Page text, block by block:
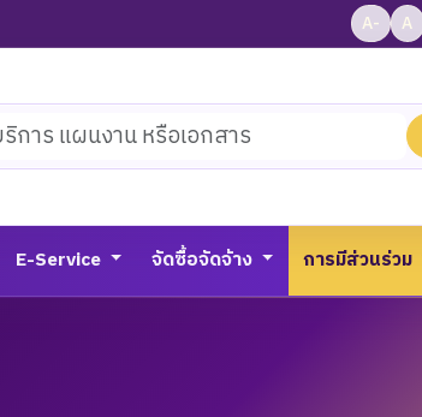
A- A
E-Service จัดซื้อจัดจ้าง การมีส่วนร่วม